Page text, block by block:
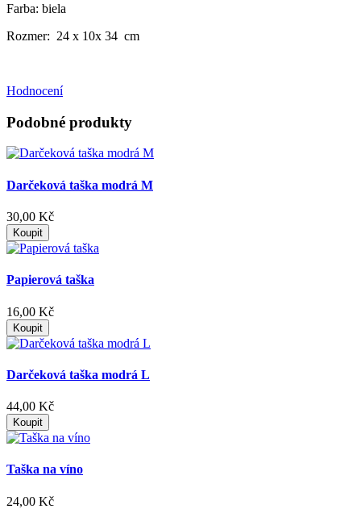
Farba: biela
Rozmer: 24 x 10x 34 cm
Hodnocení
Podobné produkty
Darčeková taška modrá M
30,00 Kč
Koupit
Papierová taška
16,00 Kč
Koupit
Darčeková taška modrá L
44,00 Kč
Koupit
Taška na víno
24,00 Kč